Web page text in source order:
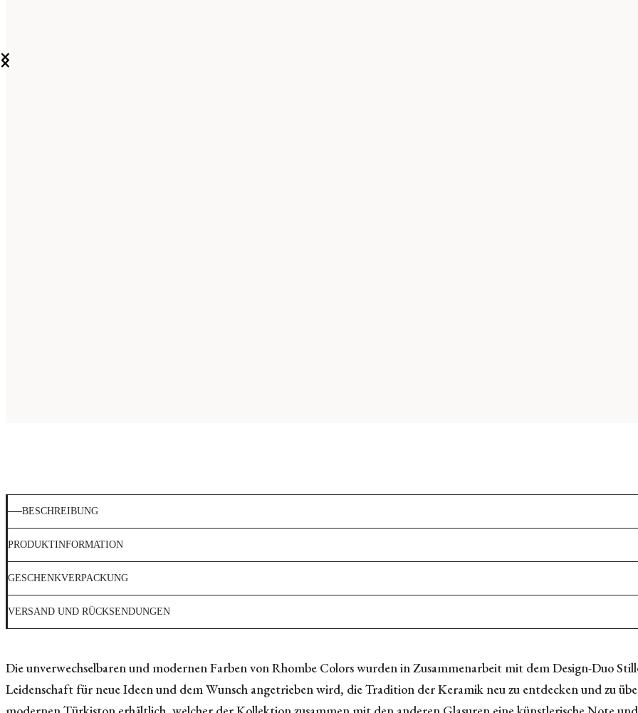
BESCHREIBUNG
PRODUKTINFORMATION
GESCHENKVERPACKUNG
VERSAND UND RÜCKSENDUNGEN
Die unverwechselbaren und modernen Farben von Rhombe Colors wurden in Zusammenarbeit mit dem Design-Duo
Leidenschaft für neue Ideen und dem Wunsch angetrieben wird, die Tradition der Keramik neu zu entdecken und zu